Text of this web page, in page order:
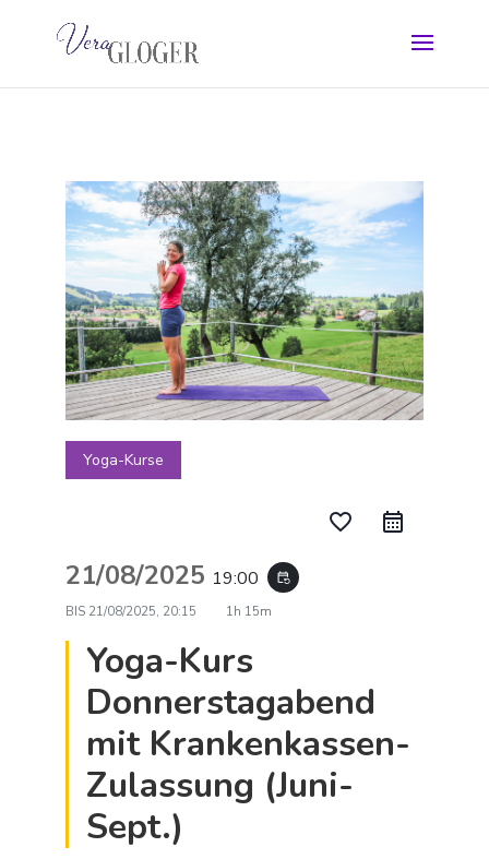
Yoga-Kurse
favorite_border
21/08/2025 19:00 event_repeat
BIS 21/08/2025, 20:15 1h 15m
Yoga-Kurs
Donnerstagabend
mit Krankenkassen-
Zulassung (Juni-
Sept.)